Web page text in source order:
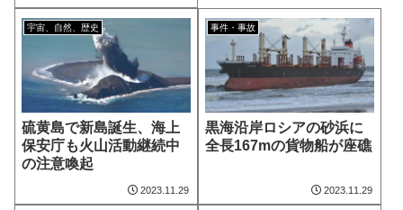
宇宙、自然、歴史
硫黄島で新島誕生、海上
保安庁も火山活動継続中
の注意喚起
2023.11.29
事件・事故
黒海沿岸ロシアの砂浜に
全長167mの貨物船が座礁
2023.11.29